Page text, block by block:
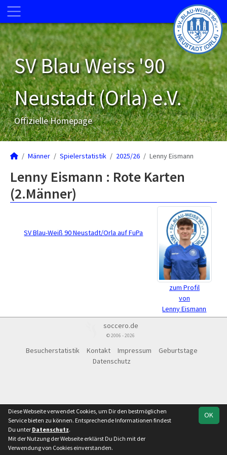
SV Blau Weiss '90
Neustadt (Orla) e.V.
Offizielle Homepage
Männer Spielerstatistik 2025/26 Lenny Eismann
Lenny Eismann : Rote Karten
(2.Männer)
zum Profil
von
Lenny Eismann
SV Blau-Weiß 90 Neustadt/Orla auf FuPa
soccero.de
© 2006 - 2026
Besucherstatistik Kontakt Impressum
Geburtstage
Datenschutz
OK
Diese Webseite verwendet Cookies, um Dir den bestmöglichen
Service bieten zu können. Entsprechende Informationen findest
Du unter Datenschutz.
Mit der Nutzung der Webseite erklärst Du Dich mit der
Verwendung von Cookies einverstanden.